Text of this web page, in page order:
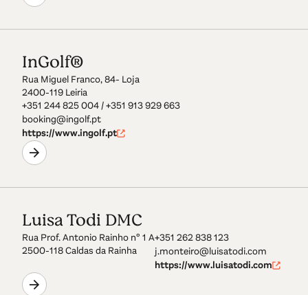
InGolf®
Rua Miguel Franco, 84- Loja
2400-119 Leiria
+351 244 825 004 / +351 913 929 663
booking@ingolf.pt
https://www.ingolf.pt
Luisa Todi DMC
Rua Prof. Antonio Rainho nº 1 A
2500-118 Caldas da Rainha
+351 262 838 123
j.monteiro@luisatodi.com
https://www.luisatodi.com